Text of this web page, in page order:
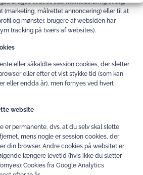
bruges til at tilrette markedsføring til dig,
(marketing, målrettet annoncering) eller til at
og mønster, brugere af websiden har
tracking på tværs af websites).
eller såkaldte session cookies, der sletter
eller efter et vist stykke tid (som kan
eller endda år), men fornyes ved hvert
website
er permanente, dvs. at du selv skal slette
mens nogle er session cookies, der
din browser. Andre cookies på websitet er
længere levetid (hvis ikke du sletter
Cookies fra Google Analytics